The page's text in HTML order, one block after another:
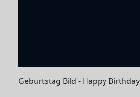
Geburtstag Bild - Happy Birthday